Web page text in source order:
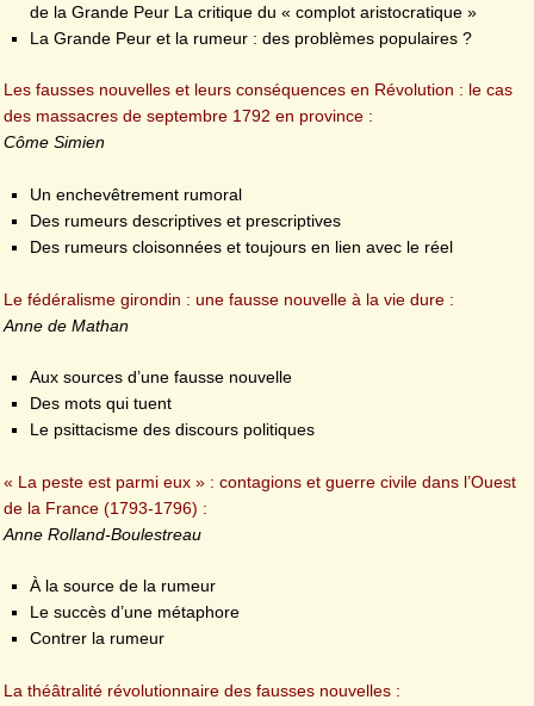
de la Grande Peur La critique du « complot aristocratique »
La Grande Peur et la rumeur : des problèmes populaires ?
Les fausses nouvelles et leurs conséquences en Révolution : le cas
des massacres de septembre 1792 en province :
Côme Simien
Un enchevêtrement rumoral
Des rumeurs descriptives et prescriptives
Des rumeurs cloisonnées et toujours en lien avec le réel
Le fédéralisme girondin : une fausse nouvelle à la vie dure :
Anne de Mathan
Aux sources d’une fausse nouvelle
Des mots qui tuent
Le psittacisme des discours politiques
« La peste est parmi eux » : contagions et guerre civile dans l’Ouest
de la France (1793-1796) :
Anne Rolland-Boulestreau
À la source de la rumeur
Le succès d’une métaphore
Contrer la rumeur
La théâtralité révolutionnaire des fausses nouvelles :